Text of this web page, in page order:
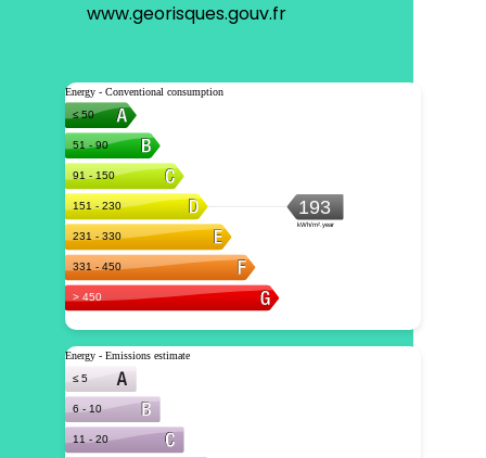
www.georisques.gouv.fr